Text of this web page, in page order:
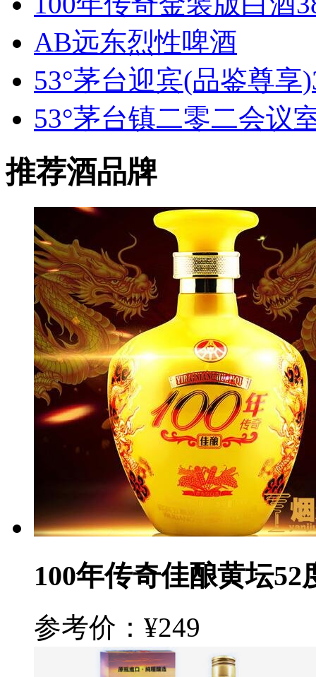
AB远东烈性啤酒
53°茅台迎宾(品鉴尊享
53°茅台镇二零二会议
推荐酒品牌
100年传奇佳酿黄坛52
参考价：¥249